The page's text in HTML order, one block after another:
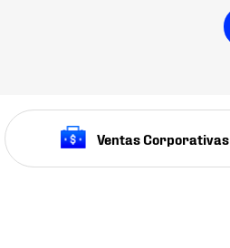
Ventas Corporativas